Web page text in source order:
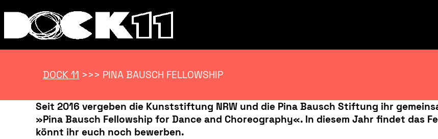
DOCK 11 >>> PINA BAUSCH FELLOWSHIP
Seit 2016 vergeben die Kunststiftung NRW und die Pina Bausch Stiftung ihr
»Pina Bausch Fellowship for Dance and Choreography«. In diesem Jahr findet das
könnt ihr euch noch bewerben.